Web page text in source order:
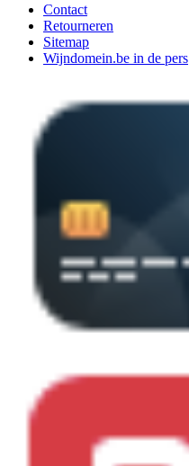
Contact
Retourneren
Sitemap
Wijndomein.be in de pers